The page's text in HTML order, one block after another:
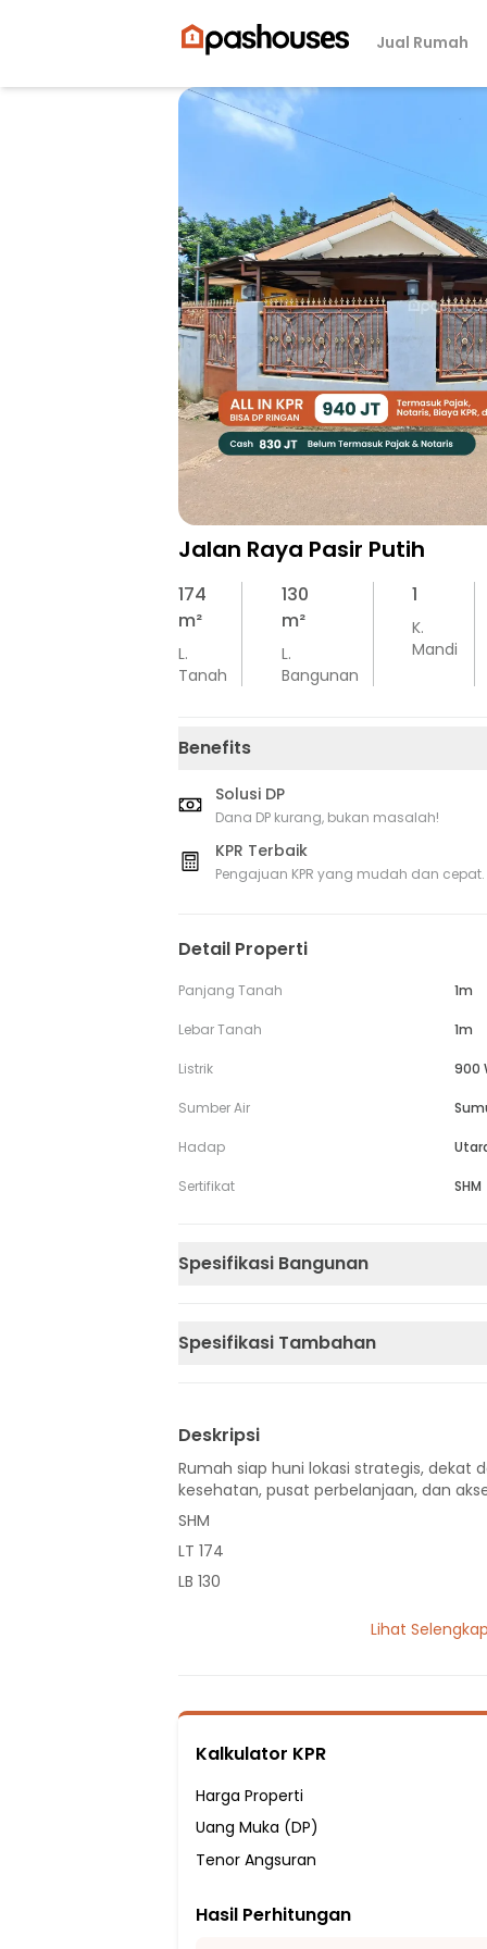
Jual Rumah
Jalan Raya Pasir Putih
174
m²
L.
Tanah
130
m²
L.
Bangunan
1
K.
Mandi
Benefits
Solusi DP
Dana DP kurang, bukan masalah!
KPR Terbaik
Pengajuan KPR yang mudah dan cepat.
Detail Properti
Panjang Tanah 1m
Lebar Tanah 1m
Listrik 900
Sumber Air
Hadap
Sertifikat SHM
Spesifikasi Bangunan
Spesifikasi Tambahan
Deskripsi
Rumah siap huni lokasi strategis, dekat
kesehatan, pusat perbelanjaan, dan
SHM
LT 174
LB 130
Hadap Utara
Fasilitas Sekitar Hunian:
2 Menit ke Sekolah Dasar Negeri Pasir
3 Menit ke Sekolah Dasar Negeri Pasir
8 Menit ke Sekolah Dasar Islam Cipayung
Lihat
Kalkulator KPR
Harga Properti
Uang Muka (DP)
Tenor Angsuran
Hasil Perhitungan